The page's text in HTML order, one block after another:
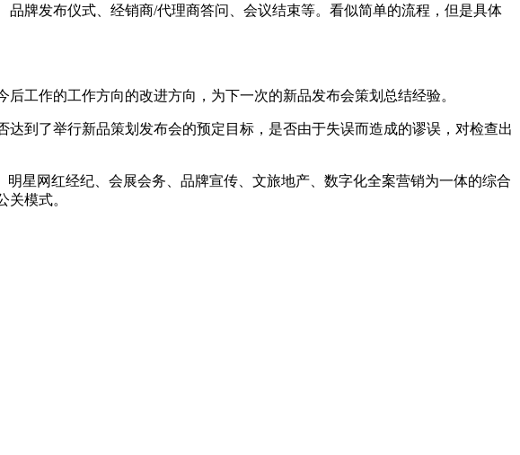
牌发布仪式、经销商/代理商答问、会议结束等。看似简单的流程，但是具体
作的工作方向的改进方向，为下一次的新品发布会策划总结经验。
了举行新品策划发布会的预定目标，是否由于失误而造成的谬误，对检查出
网红经纪、会展会务、品牌宣传、文旅地产、数字化全案营销为一体的综合
模式。